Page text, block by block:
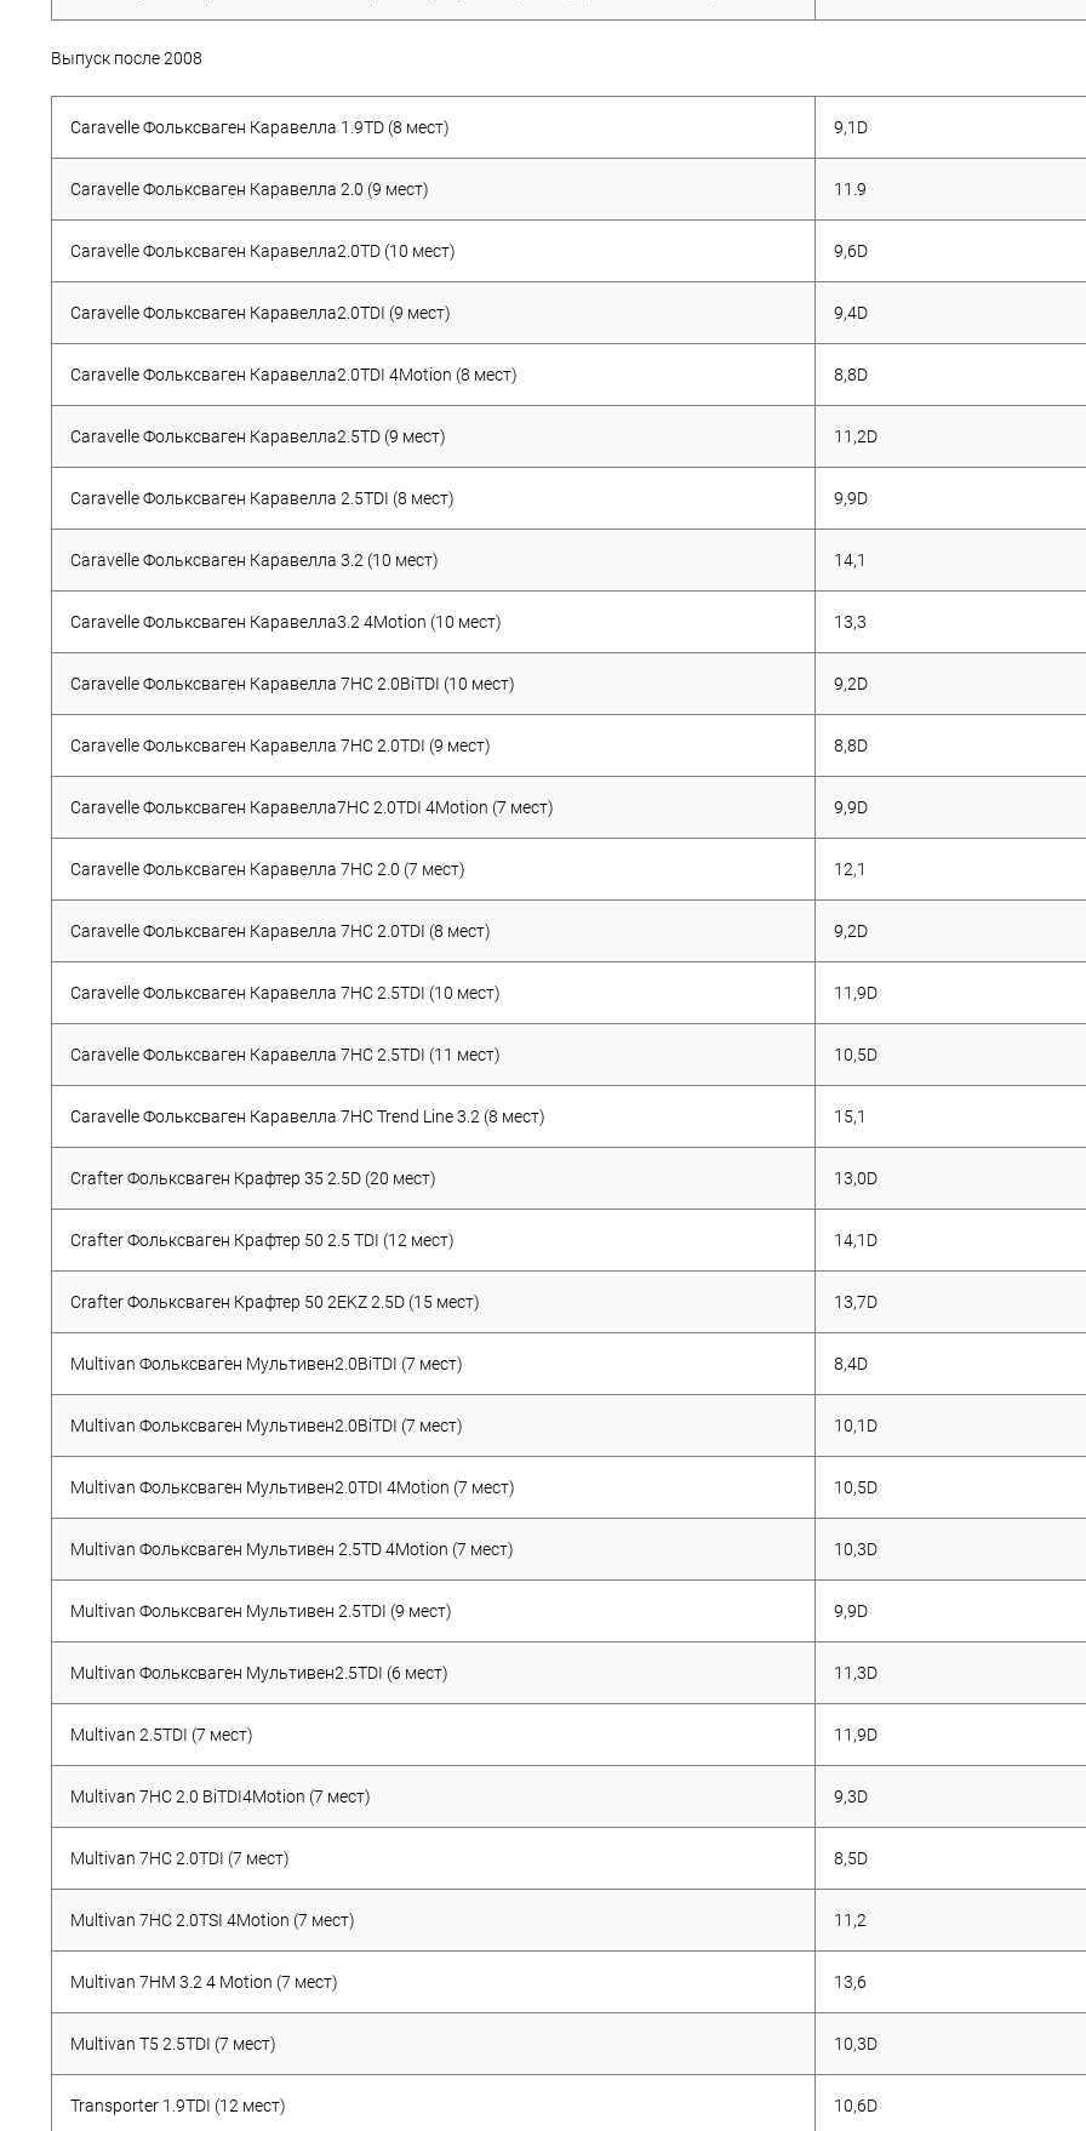
Выпуск после 2008
Caravelle Фольксваген Каравелла 1.9TD (8 мест) 9,1D
Caravelle Фольксваген Каравелла 2.0 (9 мест) 11.9
Caravelle Фольксваген Каравелла2.0TD (10 мест) 9,6D
Caravelle Фольксваген Каравелла2.0TDI (9 мест) 9,4D
Caravelle Фольксваген Каравелла2.0TDI 4Motion (8 мест) 8,8D
Caravelle Фольксваген Каравелла2.5TD (9 мест) 11,2D
Caravelle Фольксваген Каравелла 2.5TDI (8 мест) 9,9D
Caravelle Фольксваген Каравелла 3.2 (10 мест) 14,1
Caravelle Фольксваген Каравелла3.2 4Motion (10 мест) 13,3
Caravelle Фольксваген Каравелла 7HC 2.0BiTDI (10 мест) 9,2D
Caravelle Фольксваген Каравелла 7HC 2.0TDI (9 мест) 8,8D
Caravelle Фольксваген Каравелла7HC 2.0TDI 4Motion (7 мест) 9,9D
Caravelle Фольксваген Каравелла 7HC 2.0 (7 мест) 12,1
Caravelle Фольксваген Каравелла 7HC 2.0TDI (8 мест) 9,2D
Caravelle Фольксваген Каравелла 7HC 2.5TDI (10 мест) 11,9D
Caravelle Фольксваген Каравелла 7HC 2.5TDI (11 мест) 10,5D
Caravelle Фольксваген Каравелла 7HC Trend Line 3.2 (8 мест) 15,1
Crafter Фольксваген Крафтер 35 2.5D (20 мест) 13,0D
Crafter Фольксваген Крафтер 50 2.5 TDI (12 мест) 14,1D
Crafter Фольксваген Крафтер 50 2EKZ 2.5D (15 мест) 13,7D
Multivan Фольксваген Мультивен2.0BiTDI (7 мест) 8,4D
Multivan Фольксваген Мультивен2.0BiTDI (7 мест) 10,1D
Multivan Фольксваген Мультивен2.0TDI 4Motion (7 мест) 10,5D
Multivan Фольксваген Мультивен 2.5TD 4Motion (7 мест) 10,3D
Multivan Фольксваген Мультивен 2.5TDI (9 мест) 9,9D
Multivan Фольксваген Мультивен2.5TDI (6 мест) 11,3D
Multivan 2.5TDI (7 мест) 11,9D
Multivan 7HC 2.0 BiTDI4Motion (7 мест) 9,3D
Multivan 7HC 2.0TDI (7 мест) 8,5D
Multivan 7HC 2.0TSI 4Motion (7 мест) 11,2
Multivan 7HM 3.2 4 Motion (7 мест) 13,6
Multivan T5 2.5TDI (7 мест) 10,3D
Transporter 1.9TDI (12 мест) 10,6D